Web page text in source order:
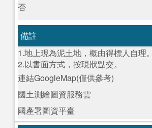
否
備註
1.地上現為泥土地，概由得標人自理。
2.以書面方式，按現狀點交。
連結GoogleMap(僅供參考)
國土測繪圖資服務雲
國產署圖資平臺